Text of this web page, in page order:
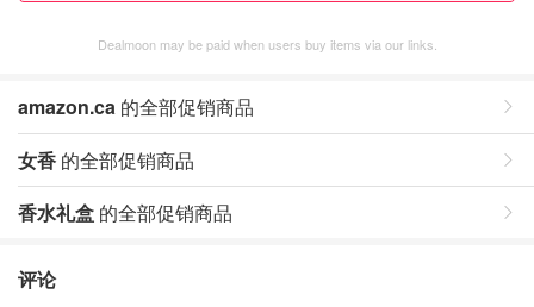
Dealmoon may be paid when users buy items via our links.
amazon.ca 的全部促销商品
女香 的全部促销商品
香水礼盒 的全部促销商品
评论